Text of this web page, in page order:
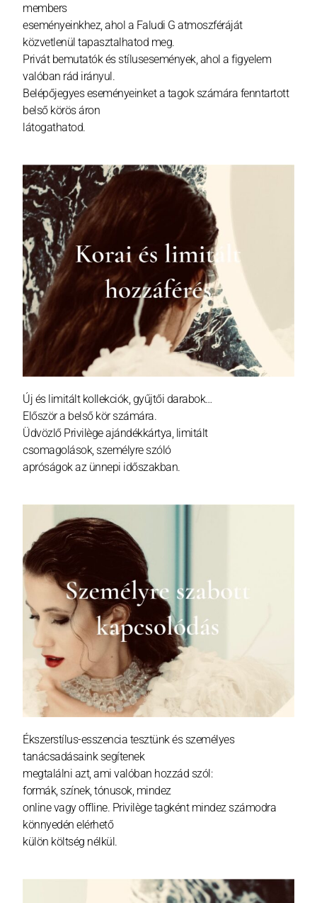
members
eseményeinkhez, ahol a Faludi G atmoszféráját
közvetlenül tapasztalhatod meg.
Privát bemutatók és stílusesemények, ahol a figyelem
valóban rád irányul.
Belépőjegyes eseményeinket a tagok számára fenntartott
belső körös áron
látogathatod.
Új és limitált kollekciók, gyűjtői darabok…
Először a belső kör számára.
Üdvözlő Privilège ajándékkártya, limitált
csomagolások, személyre szóló
apróságok az ünnepi időszakban.
Ékszerstílus-esszencia tesztünk és személyes
tanácsadásaink segítenek
megtalálni azt, ami valóban hozzád szól:
formák, színek, tónusok, mindez
online vagy offline. Privilège tagként mindez számodra
könnyedén elérhető
külön költség nélkül.